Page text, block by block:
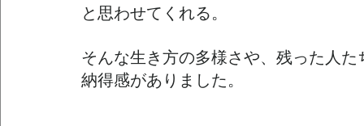
と思わせてくれる。
そんな生き方の多様さや、残った人
納得感がありました。